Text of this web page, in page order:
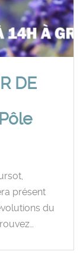
DE
présent
du